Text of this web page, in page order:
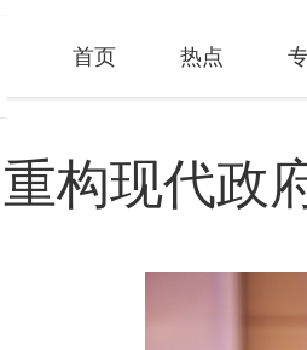
首页 热点
构现代政